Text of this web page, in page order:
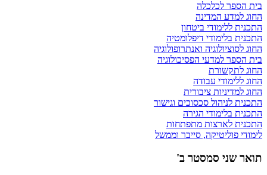
בית הספר לכלכלה
החוג למדע המדינה
התכנית ללימודי ביטחון
התכנית בלימודי דיפלומטיה
החוג לסוציולוגיה ואנתרופולוגיה
בית הספר למדעי הפסיכולוגיה
החוג לתקשורת
החוג ללימודי עבודה
החוג למדיניות ציבורית
התכנית לניהול סכסוכים וגישור
התכנית בלימודי הגירה
התכנית לארצות מתפתחות
לימודי פוליטיקה, סייבר וממשל
תואר שני סמסטר ב'